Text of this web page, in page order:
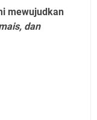
mewujudkan
dan